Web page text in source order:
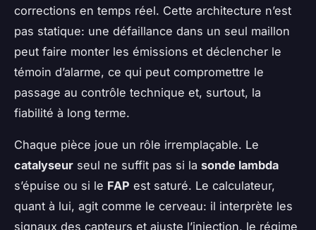
corrections en temps réel. Cette architecture n’est
pas statique: une défaillance dans un seul maillon
peut faire monter les émissions et déclencher le
témoin d’alarme, ce qui peut compromettre le
passage au contrôle technique et, surtout, la
fiabilité à long terme.
Chaque pièce joue un rôle irremplaçable. Le
catalyseur seul ne suffit pas si la sonde lambda
s’épuise ou si le FAP est saturé. Le calculateur,
quant à lui, agit comme le cerveau: il interprète les
signaux des capteurs et ajuste l’injection, le régime